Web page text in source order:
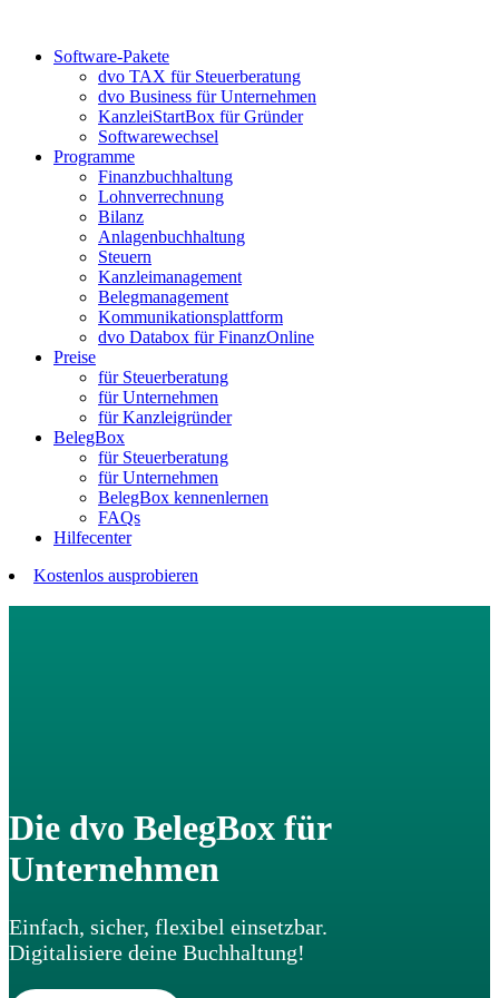
Software-Pakete
dvo TAX für Steuerberatung
dvo Business für Unternehmen
KanzleiStartBox für Gründer
Softwarewechsel
Programme
Finanzbuchhaltung
Lohnverrechnung
Bilanz
Anlagenbuchhaltung
Steuern
Kanzleimanagement
Belegmanagement
Kommunikationsplattform
dvo Databox für FinanzOnline
Preise
für Steuerberatung
für Unternehmen
für Kanzleigründer
BelegBox
für Steuerberatung
für Unternehmen
BelegBox kennenlernen
FAQs
Hilfecenter
Kostenlos ausprobieren
Die dvo BelegBox für
Unternehmen
Einfach, sicher, flexibel einsetzbar.
Digitalisiere deine Buchhaltung!